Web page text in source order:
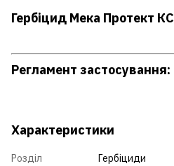
Гербіцид Мека Протект КС
Регламент застосування:
Характеристики
Розділ
Гербіциди